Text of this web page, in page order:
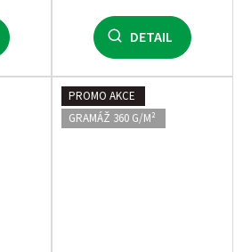
DETAIL
PROMO AKCE
GRAMÁŽ 360 G/M²